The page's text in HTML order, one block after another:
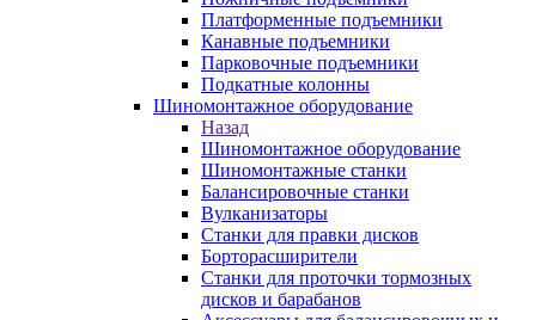
Платформенные подъемники
Канавные подъемники
Парковочные подъемники
Подкатные колонны
Шиномонтажное оборудование
Назад
Шиномонтажное оборудование
Шиномонтажные станки
Балансировочные станки
Вулканизаторы
Станки для правки дисков
Борторасширители
Станки для проточки тормозных
дисков и барабанов